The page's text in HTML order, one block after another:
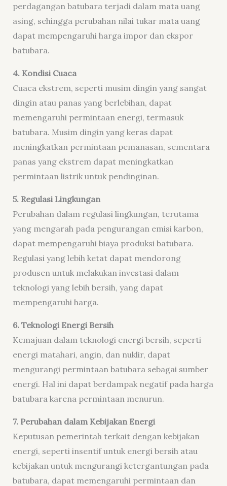
perdagangan batubara terjadi dalam mata uang
asing, sehingga perubahan nilai tukar mata uang
dapat mempengaruhi harga impor dan ekspor
batubara.
4. Kondisi Cuaca
Cuaca ekstrem, seperti musim dingin yang sangat
dingin atau panas yang berlebihan, dapat
memengaruhi permintaan energi, termasuk
batubara. Musim dingin yang keras dapat
meningkatkan permintaan pemanasan, sementara
panas yang ekstrem dapat meningkatkan
permintaan listrik untuk pendinginan.
5. Regulasi Lingkungan
Perubahan dalam regulasi lingkungan, terutama
yang mengarah pada pengurangan emisi karbon,
dapat mempengaruhi biaya produksi batubara.
Regulasi yang lebih ketat dapat mendorong
produsen untuk melakukan investasi dalam
teknologi yang lebih bersih, yang dapat
mempengaruhi harga.
6. Teknologi Energi Bersih
Kemajuan dalam teknologi energi bersih, seperti
energi matahari, angin, dan nuklir, dapat
mengurangi permintaan batubara sebagai sumber
energi. Hal ini dapat berdampak negatif pada harga
batubara karena permintaan menurun.
7. Perubahan dalam Kebijakan Energi
Keputusan pemerintah terkait dengan kebijakan
energi, seperti insentif untuk energi bersih atau
kebijakan untuk mengurangi ketergantungan pada
batubara, dapat memengaruhi permintaan dan